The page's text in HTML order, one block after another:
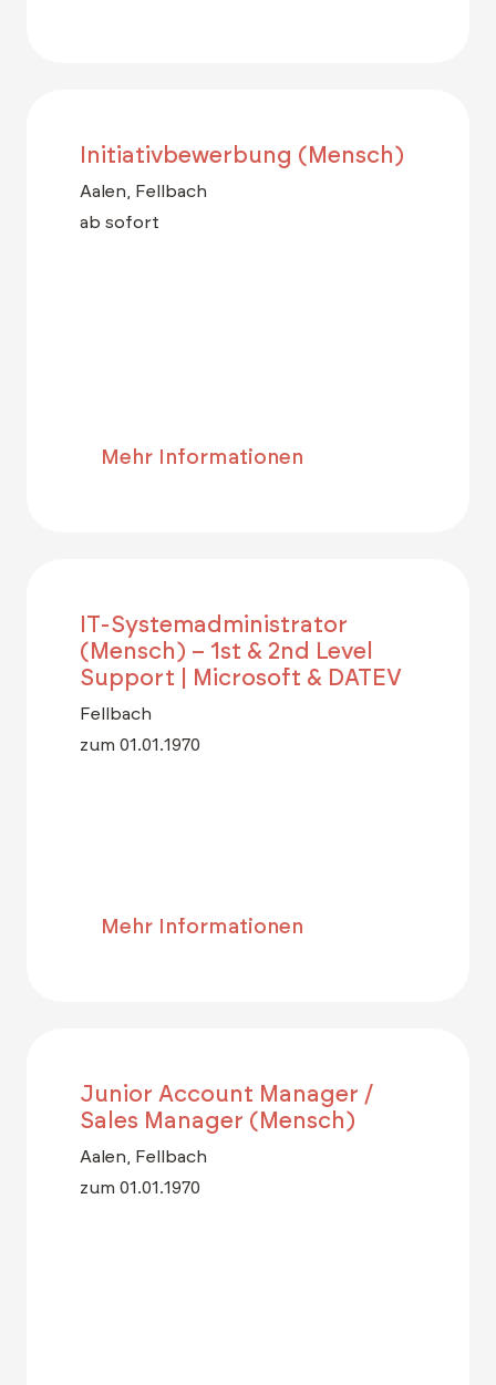
Initiativbewerbung (Mensch)
Aalen, Fellbach
ab sofort
Mehr Informationen
IT-Systemadministrator
(Mensch) – 1st & 2nd Level
Support | Microsoft & DATEV
Fellbach
zum 01.01.1970
Mehr Informationen
Junior Account Manager /
Sales Manager (Mensch)
Aalen, Fellbach
zum 01.01.1970